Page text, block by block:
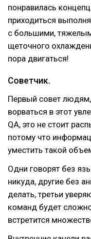
понравилась
приходиться
с большими,
щеточного
пора двигаться!
Советчик.
Первый совет
ворваться в этот
QA, это не стоит
потому что
уместить такой
Одни говорят без
никуда, другие без
делать, третьи
команд будет
встретится